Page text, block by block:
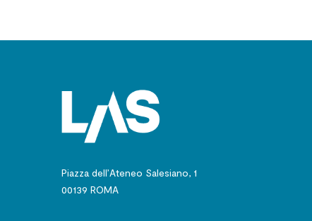
Piazza dell’Ateneo Salesiano, 1
00139 ROMA